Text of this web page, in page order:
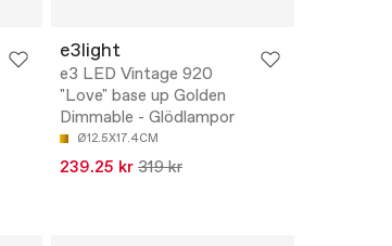
e3light
e3 LED Vintage 920
"Love" base up Golden
Dimmable - Glödlampor
Ø12.5X17.4CM
239.25 kr 319 kr